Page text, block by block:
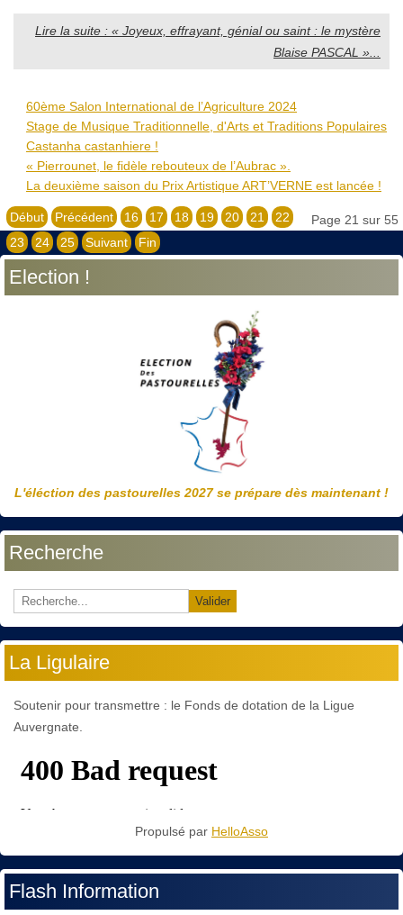
Lire la suite : « Joyeux, effrayant, génial ou saint : le mystère
Blaise PASCAL »...
60ème Salon International de l’Agriculture 2024
Stage de Musique Traditionnelle, d'Arts et Traditions Populaires
Castanha castanhiere !
« Pierrounet, le fidèle rebouteux de l’Aubrac ».
La deuxième saison du Prix Artistique ART’VERNE est lancée !
Page 21 sur 55
Début Précédent 16 17 18 19 20 21
22
23
24 25 Suivant Fin
Election !
L'éléction des pastourelles 2027 se prépare dès maintenant !
Recherche
Valider
La Ligulaire
Soutenir pour transmettre : le Fonds de dotation de la Ligue
Auvergnate.
Propulsé par HelloAsso
Flash Information